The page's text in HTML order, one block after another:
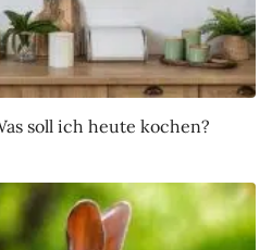
soll ich heute kochen?